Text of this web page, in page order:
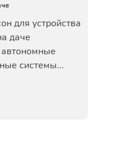
для устройства
даче
системы...